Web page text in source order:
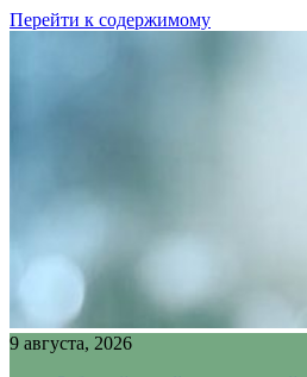
Перейти к содержимому
9 августа, 2026